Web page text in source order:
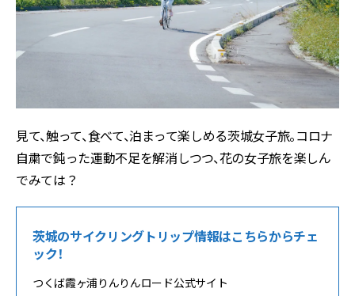
見て、触って、食べて、泊まって楽しめる茨城女子旅。コロナ
自粛で鈍った運動不足を解消しつつ、花の女子旅を楽しん
でみては？
茨城のサイクリングトリップ情報はこちらからチェ
ック！
つくば霞ヶ浦りんりんロード公式サイト